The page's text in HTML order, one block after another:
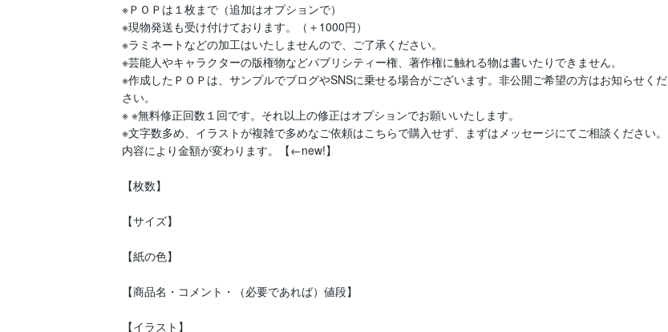
※ＰＯＰは１枚まで（追加はオプションで）
※現物発送も受け付けております。（＋1000円）
※ラミネートなどの加工はいたしませんので、ご了承ください。
※芸能人やキャラクターの版権物などパブリシティー権、著作権に触れる物は書いたりできません。
※作成したＰＯＰは、サンプルでブログやSNSに乗せる場合がございます。非公開ご希望の方はお知らせくだ
さい。
※ ※無料修正回数１回です。それ以上の修正はオプションでお願いいたします。
※文字数多め、イラストが複雑で多めなご依頼はこちらで購入せず、まずはメッセージにてご相談ください。
内容により金額が変わります。【←new!】
【枚数】
【サイズ】
【紙の色】
【商品名・コメント・（必要であれば）値段】
【イラスト】